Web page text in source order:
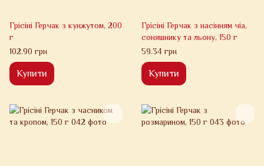
Грісіні Герчак з кунжутом, 200
г
102.90 грн
Купити
Грісіні Герчак з насінням чіа,
соняшнику та льону, 150 г
59.34 грн
Купити